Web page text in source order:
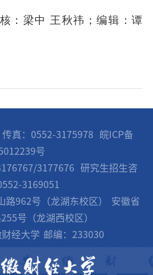
：梁中 王秋祎；编辑：谭
传真：0552-3175978
皖ICP备
号
3177676
研究生招生咨
3169051
962号（龙湖东校区）
安徽省
号（龙湖西校区）
经大学 邮编：233030